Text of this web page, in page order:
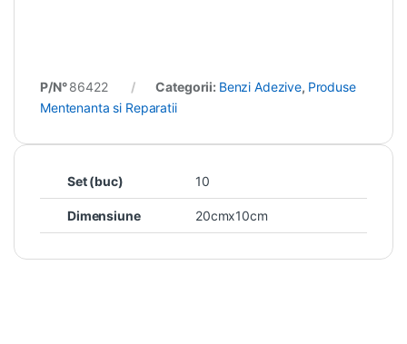
P/N°86422 Categorii: Benzi Adezive, Produse
Mentenanta si Reparatii
Set (buc) 10
Dimensiune 20cmx10cm